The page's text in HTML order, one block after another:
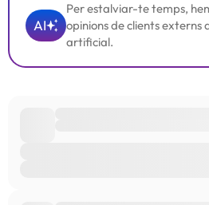
AI
Per estalviar-te temps,
opinions de clients externs
artificial.